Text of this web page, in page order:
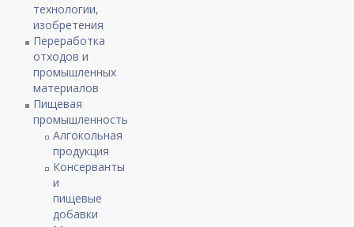
технологии,
изобретения
Переработка
отходов и
промышленных
материалов
Пищевая
промышленность
Алгокольная
продукция
Консерванты
и
пищевые
добавки